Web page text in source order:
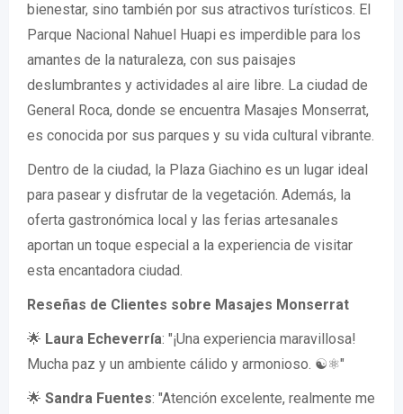
bienestar, sino también por sus atractivos turísticos. El
Parque Nacional Nahuel Huapi es imperdible para los
amantes de la naturaleza, con sus paisajes
deslumbrantes y actividades al aire libre. La ciudad de
General Roca, donde se encuentra Masajes Monserrat,
es conocida por sus parques y su vida cultural vibrante.
Dentro de la ciudad, la Plaza Giachino es un lugar ideal
para pasear y disfrutar de la vegetación. Además, la
oferta gastronómica local y las ferias artesanales
aportan un toque especial a la experiencia de visitar
esta encantadora ciudad.
Reseñas de Clientes sobre Masajes Monserrat
🌟 Laura Echeverría: "¡Una experiencia maravillosa!
Mucha paz y un ambiente cálido y armonioso. ☯️⚛️"
🌟 Sandra Fuentes: "Atención excelente, realmente me